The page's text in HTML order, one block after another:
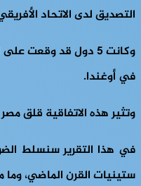
التصديق لدى الاتحاد
في أوغندا.
وتثير هذه الاتفاقية قلق مصر إذ إنها لا
في هذا التقرير سنسلط
ستينيات القرن الماضي،